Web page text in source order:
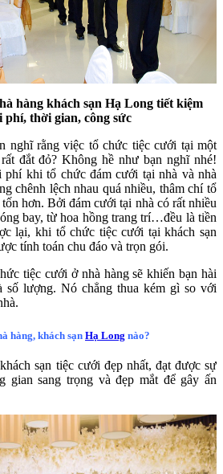
hàng khách sạn Hạ Long tiết kiệm
phí, thời gian, công sức
nghĩ rằng việc tổ chức tiệc cưới tại một
đắt đỏ? Không hề như bạn nghĩ nhé!
phí khi tổ chức đám cưới tại nhà và nhà
chênh lệch nhau quá nhiều, thâm chí tổ
hơn. Bởi đám cưới tại nhà có rất nhiều
bay, từ hoa hồng trang trí…đều là tiền
lại, khi tổ chức tiệc cưới tại khách sạn
tính toán chu đáo và trọn gói.
tiệc cưới ở nhà hàng sẽ khiến bạn hài
số lượng. Nó chẳng thua kém gì so với
hàng, khách sạn Hạ Long nào?
sạn tiệc cưới đẹp nhất, đạt được sự
gian sang trọng và đẹp mắt để gây ấn